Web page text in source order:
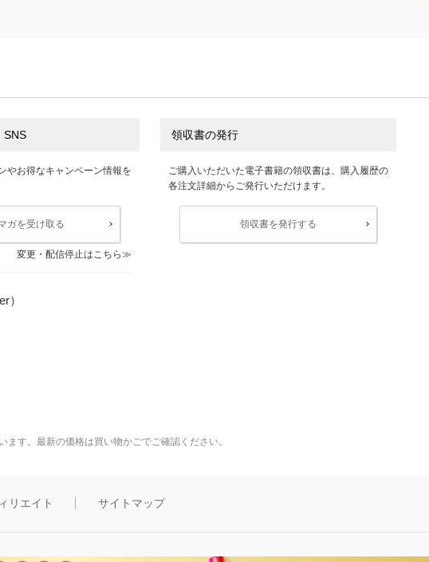
SNS
やお得なキャンペーン情報を
ガを受け取る
変更・配信停止はこちら
）
領収書の発行
ご購入いただいた電子書籍の領収書は、購入履歴の
各注文詳細からご発行いただけます。
領収書を発行する
す。最新の価格は買い物かごでご確認ください。
リエイト サイトマップ